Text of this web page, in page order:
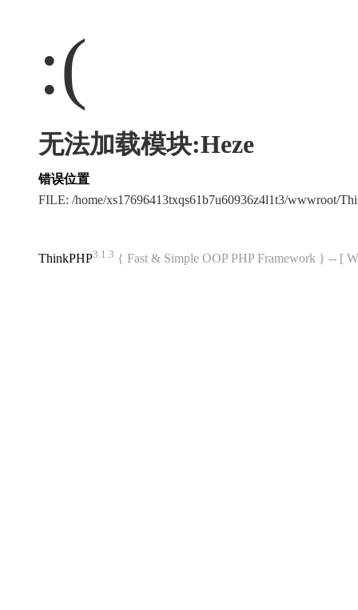
:(
无法加载模块:Heze
错误位置
FILE: /home/xs17696413txqs61b7u60936z4l1t3/wwwroot/
ThinkPHP3.1.3 { Fast & Simple OOP PHP Framework } -- [